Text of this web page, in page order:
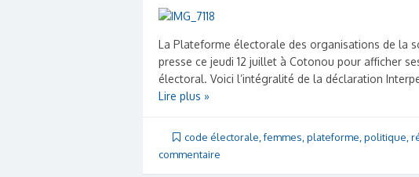
La Plateforme électorale des organisations de la
presse ce jeudi 12 juillet à Cotonou pour afficher
électoral. Voici l’intégralité de la déclaration
Lire plus »
code électorale ,femmes plateforme politique
commentaire